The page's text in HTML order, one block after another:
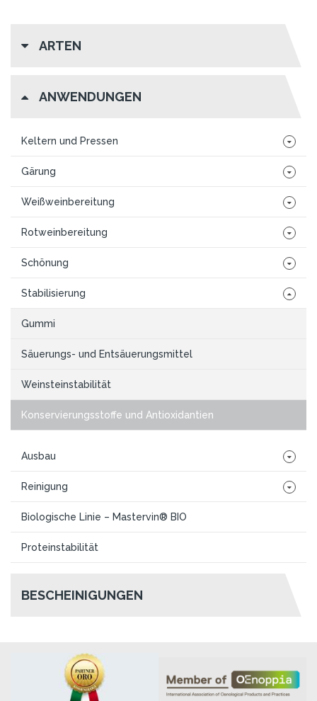
ARTEN
ANWENDUNGEN
Keltern und Pressen
Gärung
Weißweinbereitung
Rotweinbereitung
Schönung
Stabilisierung
Gummi
Säuerungs- und Entsäuerungsmittel
Weinsteinstabilität
Konservierungsstoffe und Antioxidantien
Ausbau
Reinigung
Biologische Linie – Mastervin® BIO
Proteinstabilität
BESCHEINIGUNGEN